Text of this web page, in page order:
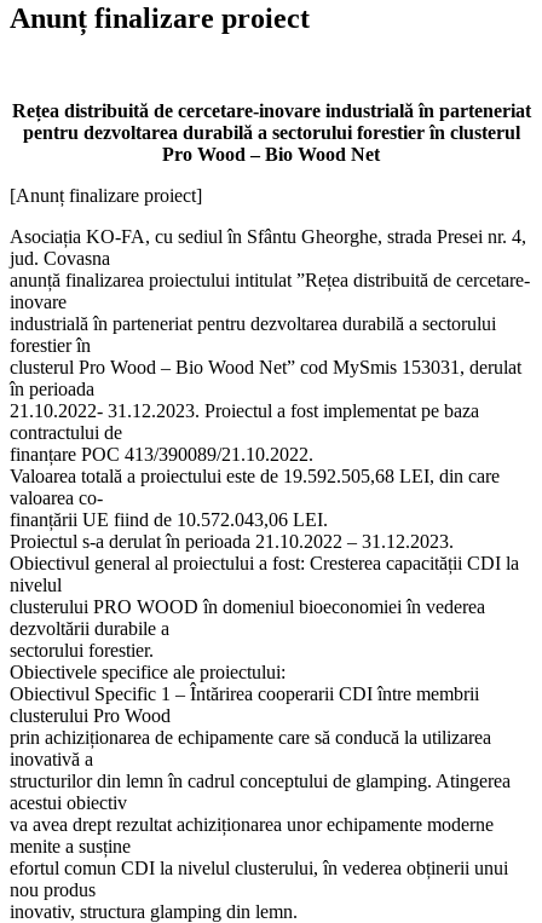
Anunț finalizare proiect
Rețea distribuită de cercetare-inovare industrială în parteneriat
pentru dezvoltarea durabilă a sectorului forestier în clusterul
Pro Wood – Bio Wood Net
[Anunț finalizare proiect]
Asociația KO-FA, cu sediul în Sfântu Gheorghe, strada Presei nr. 4,
jud. Covasna
anunță finalizarea proiectului intitulat ”Rețea distribuită de cercetare-
inovare
industrială în parteneriat pentru dezvoltarea durabilă a sectorului
forestier în
clusterul Pro Wood – Bio Wood Net” cod MySmis 153031, derulat
în perioada
21.10.2022- 31.12.2023. Proiectul a fost implementat pe baza
contractului de
finanțare POC 413/390089/21.10.2022.
Valoarea totală a proiectului este de 19.592.505,68 LEI, din care
valoarea co-
finanțării UE fiind de 10.572.043,06 LEI.
Proiectul s-a derulat în perioada 21.10.2022 – 31.12.2023.
Obiectivul general al proiectului a fost: Cresterea capacității CDI la
nivelul
clusterului PRO WOOD în domeniul bioeconomiei în vederea
dezvoltării durabile a
sectorului forestier.
Obiectivele specifice ale proiectului:
Obiectivul Specific 1 – Întărirea cooperarii CDI între membrii
clusterului Pro Wood
prin achiziționarea de echipamente care să conducă la utilizarea
inovativă a
structurilor din lemn în cadrul conceptului de glamping. Atingerea
acestui obiectiv
va avea drept rezultat achiziționarea unor echipamente moderne
menite a susține
efortul comun CDI la nivelul clusterului, în vederea obținerii unui
nou produs
inovativ, structura glamping din lemn.